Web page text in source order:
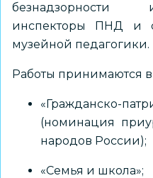
безнадзорности
инспекторы ПНД и
музейной педагогики.
Работы принимаются
«Гражданско-
(номинация
народов России);
«Семья и школа»;